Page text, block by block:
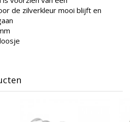
de zilverkleur mooi blijft en